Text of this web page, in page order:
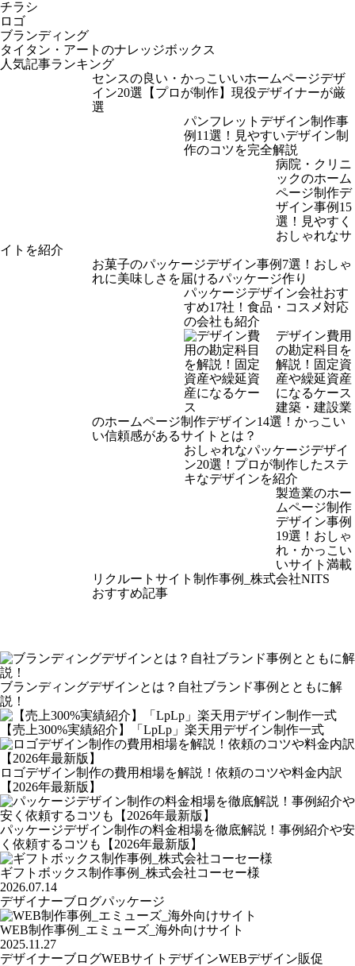
チラシ
ロゴ
ブランディング
タイタン・アートのナレッジボックス
人気記事ランキング
センスの良い・かっこいいホームページデザ
イン20選【プロが制作】現役デザイナーが厳
選
パンフレットデザイン制作事
例11選！見やすいデザイン制
作のコツを完全解説
病院・クリニ
ックのホーム
ページ制作デ
ザイン事例15
選！見やすく
おしゃれなサ
イトを紹介
お菓子のパッケージデザイン事例7選！おしゃ
れに美味しさを届けるパッケージ作り
パッケージデザイン会社おす
すめ17社！食品・コスメ対応
の会社も紹介
デザイン費用
の勘定科目を
解説！固定資
産や繰延資産
になるケース
建築・建設業
のホームページ制作デザイン14選！かっこい
い信頼感があるサイトとは？
おしゃれなパッケージデザイ
ン20選！プロが制作したステ
キなデザインを紹介
製造業のホー
ムページ制作
デザイン事例
19選！おしゃ
れ・かっこい
いサイト満載
リクルートサイト制作事例_株式会社NITS
おすすめ記事
ブランディングデザインとは？自社ブランド事例とともに解
説！
【売上300%実績紹介】「LpLp」楽天用デザイン制作一式
ロゴデザイン制作の費用相場を解説！依頼のコツや料金内訳
【2026年最新版】
パッケージデザイン制作の料金相場を徹底解説！事例紹介や安
く依頼するコツも【2026年最新版】
ギフトボックス制作事例_株式会社コーセー様
2026.07.14
デザイナーブログパッケージ
WEB制作事例_エミューズ_海外向けサイト
2025.11.27
デザイナーブログWEBサイトデザインWEBデザイン販促